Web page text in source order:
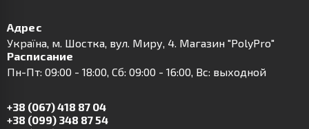
Адрес
Українa, м. Шостка, вул. Миру, 4. Магазин "PolyPro"
Расписание
Пн-Пт: 09:00 - 18:00, Сб: 09:00 - 16:00, Вс: выходной
+38 (067) 418 87 04
+38 (099) 348 87 54